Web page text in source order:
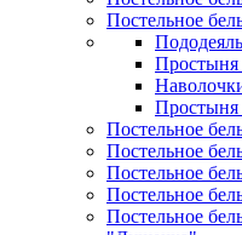
Постельное
Простыня
Простыня
Постельное
Постельное
Постельное
Постельное
Постельное